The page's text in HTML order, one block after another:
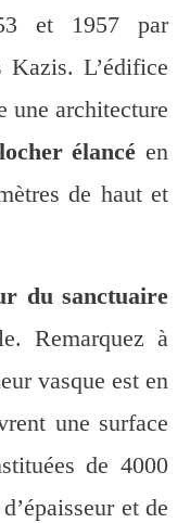
et 1957 par
Kazis. L’édifice
une architecture
élancé en
de haut et
du sanctuaire
Remarquez à
vasque est en
une surface
de 4000
et de